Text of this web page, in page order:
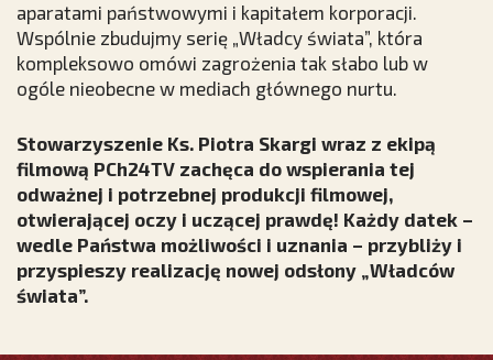
aparatami państwowymi i kapitałem korporacji.
Wspólnie zbudujmy serię „Władcy świata”, która
kompleksowo omówi zagrożenia tak słabo lub w
ogóle nieobecne w mediach głównego nurtu.
Stowarzyszenie Ks. Piotra Skargi wraz z ekipą
filmową PCh24TV zachęca do wspierania tej
odważnej i potrzebnej produkcji filmowej,
otwierającej oczy i uczącej prawdę! Każdy datek –
wedle Państwa możliwości i uznania – przybliży i
przyspieszy realizację nowej odsłony „Władców
świata”.